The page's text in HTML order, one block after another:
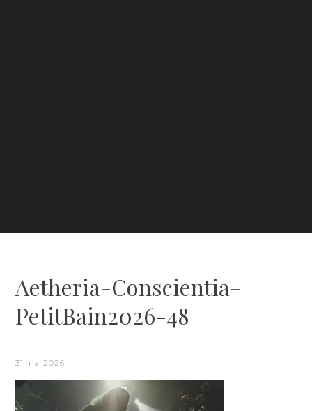
Aetheria-Conscientia-
PetitBain2026-48
31 mai 2026